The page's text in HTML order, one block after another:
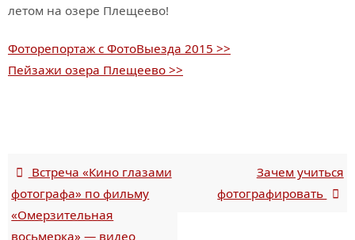
летом на озере Плещеево!
Фоторепортаж с ФотоВыезда 2015 >>
Пейзажи озера Плещеево >>
Встреча «Кино глазами
фотографа» по фильму
«Омерзительная
восьмерка» — видео
Зачем учиться
фотографировать